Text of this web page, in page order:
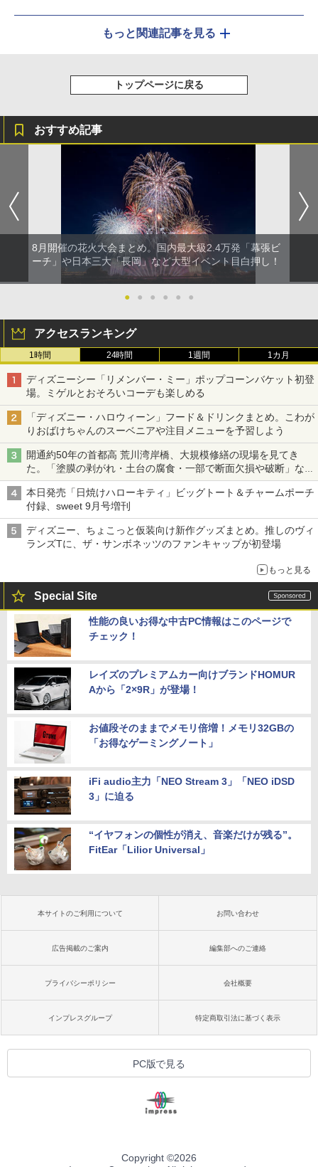
もっと関連記事を見る
トップページに戻る
おすすめ記事
8月開催の花火大会まとめ。国内最大級2.4万発「幕張ビ
ーチ」や日本三大「長岡」など大型イベント目白押し！
● ● ● ● ● ●
アクセスランキング
1時間 24時間 1週間 1カ月
ディズニーシー「リメンバー・ミー」ポップコーンバケット初登
場。ミゲルとおそろいコーデも楽しめる
「ディズニー・ハロウィーン」フード＆ドリンクまとめ。こわが
りおばけちゃんのスーベニアや注目メニューを予習しよう
開通約50年の首都高 荒川湾岸橋、大規模修繕の現場を見てき
た。「塗膜の剥がれ・土台の腐食・一部で断面欠損や破断」など
深刻な損傷、どう直す？
本日発売「日焼けハローキティ」ビッグトート＆チャームポーチ
付録、sweet 9月号増刊
ディズニー、ちょこっと仮装向け新作グッズまとめ。推しのヴィ
ランズTに、ザ・サンボネッツのファンキャップが初登場
もっと見る
Special Site
性能の良いお得な中古PC情報はこのページで
チェック！
レイズのプレミアムカー向けブランドHOMUR
Aから「2×9R」が登場！
お値段そのままでメモリ倍増！メモリ32GBの
「お得なゲーミングノート」
iFi audio主力「NEO Stream 3」「NEO iDSD
3」に迫る
“イヤフォンの個性が消え、音楽だけが残る”。
FitEar「Lilior Universal」
本サイトのご利用について お問い合わせ
広告掲載のご案内 編集部へのご連絡
プライバシーポリシー 会社概要
インプレスグループ 特定商取引法に基づく表示
PC版で見る
Copyright ©2026